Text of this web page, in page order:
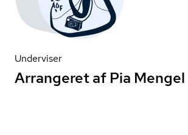
Underviser
Arrangeret af Pia Mengel